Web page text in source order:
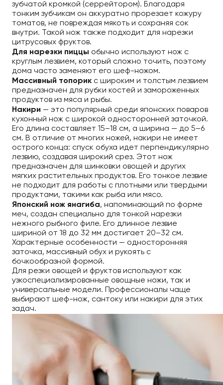
зубчатой кромкой (серрейтором). Благодаря
тонким зубчикам он аккуратно прорезает кожуру
томатов, не повреждая мякоть и сохраняя сок
внутри. Такой нож также подходит для нарезки
цитрусовых фруктов.
Для нарезки пиццы обычно используют нож с
круглым лезвием, который сложно точить, поэтому
дома часто заменяют его шеф-ножом.
Массивный топорик с широким и толстым лезвием
предназначен для рубки костей и замороженных
продуктов из мяса и рыбы.
Накири — это популярный среди японских поваров
кухонный нож с широкой односторонней заточкой.
Его длина составляет 15–18 см, а ширина — до 5–6
см. В отличие от многих ножей, накири не имеет
острого конца: спуск обуха идет перпендикулярно
лезвию, создавая широкий срез. Этот нож
предназначен для шинковки овощей и других
мягких растительных продуктов. Его тонкое лезвие
не подходит для работы с плотными или твердыми
продуктами, такими как рыба или мясо.
Японский нож янагиба, напоминающий по форме
меч, создан специально для тонкой нарезки
нежного рыбного филе. Его длинное лезвие
шириной от 18 до 32 мм достигает 20–32 см.
Характерные особенности — односторонняя
заточка, массивный обух и рукоять с
бочкообразной формой.
Для резки овощей и фруктов используют как
узкоспециализированные овощные ножи, так и
универсальные модели. Профессионалы чаще
выбирают шеф-нож, сантоку или накири для этих
задач.